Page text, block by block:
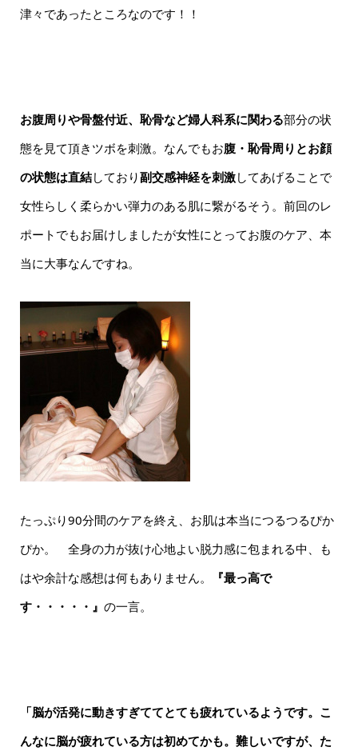
津々であったところなのです！！
お腹周りや骨盤付近、恥骨など婦人科系に関わる部分の状
態を見て頂きツボを刺激。なんでもお腹・恥骨周りとお顔
の状態は直結しており副交感神経を刺激してあげることで
女性らしく柔らかい弾力のある肌に繋がるそう。前回のレ
ポートでもお届けしましたが女性にとってお腹のケア、本
当に大事なんですね。
たっぷり90分間のケアを終え、お肌は本当につるつるぴか
ぴか。 全身の力が抜け心地よい脱力感に包まれる中、も
はや余計な感想は何もありません。
『最っ高で
す・・・・・』 の一言。
「脳が活発に動きすぎててとても疲れているようです。こ
んなに脳が疲れている方は初めてかも。難しいですが、た